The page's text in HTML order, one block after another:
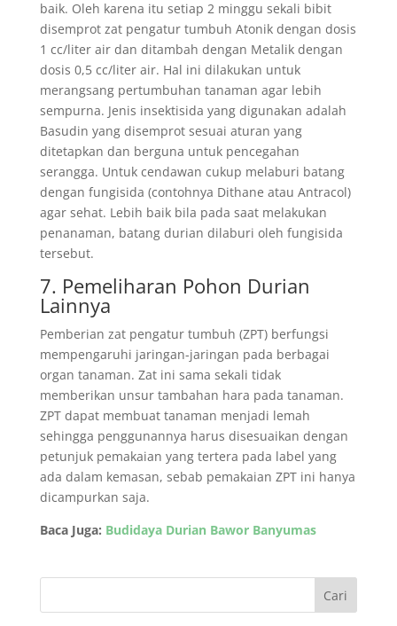
baik. Oleh karena itu setiap 2 minggu sekali bibit
disemprot zat pengatur tumbuh Atonik dengan dosis
1 cc/liter air dan ditambah dengan Metalik dengan
dosis 0,5 cc/liter air. Hal ini dilakukan untuk
merangsang pertumbuhan tanaman agar lebih
sempurna. Jenis insektisida yang digunakan adalah
Basudin yang disemprot sesuai aturan yang
ditetapkan dan berguna untuk pencegahan
serangga. Untuk cendawan cukup melaburi batang
dengan fungisida (contohnya Dithane atau Antracol)
agar sehat. Lebih baik bila pada saat melakukan
penanaman, batang durian dilaburi oleh fungisida
tersebut.
7. Pemeliharan Pohon Durian
Lainnya
Pemberian zat pengatur tumbuh (ZPT) berfungsi
mempengaruhi jaringan-jaringan pada berbagai
organ tanaman. Zat ini sama sekali tidak
memberikan unsur tambahan hara pada tanaman.
ZPT dapat membuat tanaman menjadi lemah
sehingga penggunannya harus disesuaikan dengan
petunjuk pemakaian yang tertera pada label yang
ada dalam kemasan, sebab pemakaian ZPT ini hanya
dicampurkan saja.
Baca Juga: Budidaya Durian Bawor Banyumas